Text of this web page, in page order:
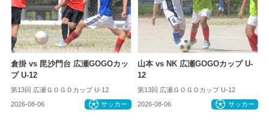
倉掛 vs 毘沙門台 広瀬GOGOカッ
プ U-12
第13回 広瀬ＧＯＧＯカップ U-12
2026-08-06 サッカー
山本 vs NK 広瀬GOGOカップ U-
12
第13回 広瀬ＧＯＧＯカップ U-12
2026-08-06 サッカー